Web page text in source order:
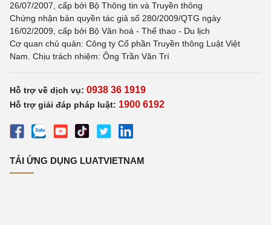
26/07/2007, cấp bởi Bộ Thông tin và Truyền thông
Chứng nhận bản quyền tác giả số 280/2009/QTG ngày
16/02/2009, cấp bởi Bộ Văn hoá - Thể thao - Du lịch
Cơ quan chủ quản: Công ty Cổ phần Truyền thông Luật Việt
Nam. Chịu trách nhiệm: Ông Trần Văn Trí
Hỗ trợ về dịch vụ: 0938 36 1919
Hỗ trợ giải đáp pháp luật: 1900 6192
TẢI ỨNG DỤNG LUATVIETNAM